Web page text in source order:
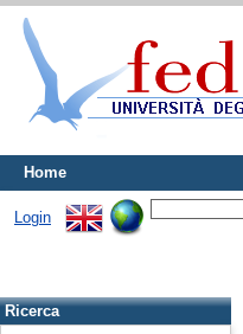
Home
Login
Ricerca